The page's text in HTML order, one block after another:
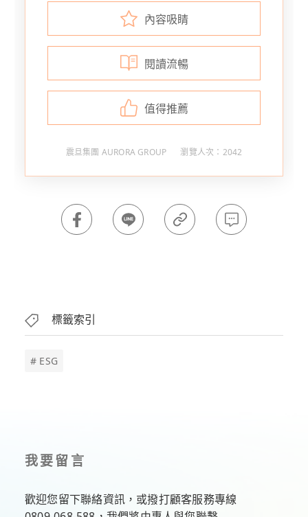
內容吸睛
閱讀流暢
值得推薦
震旦集團 AURORA GROUP 瀏覽人次：2042
標籤索引
# ESG
我要留言
歡迎您留下聯絡資訊，或撥打顧客服務專線